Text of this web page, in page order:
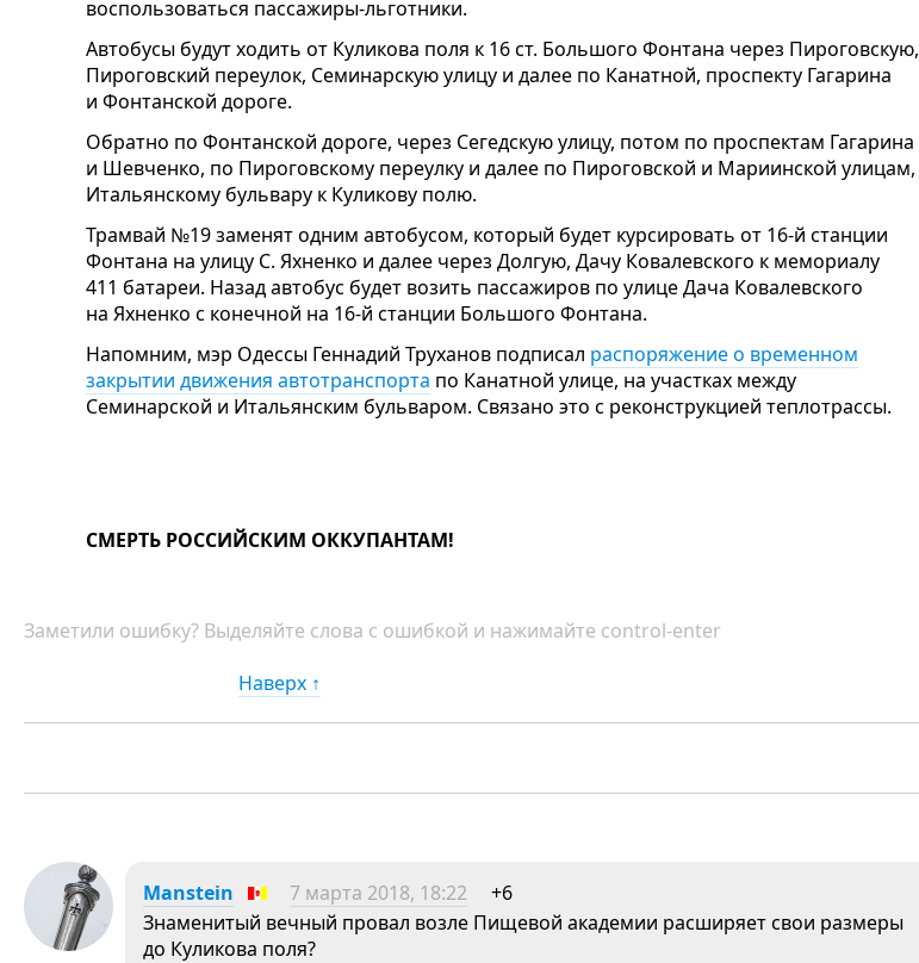
воспользоваться пассажиры-льготники.
Автобусы будут ходить от Куликова поля к 16 ст. Большого Фонтана через Пироговскую,
Пироговский переулок, Семинарскую улицу и далее по Канатной, проспекту Гагарина
и Фонтанской дороге.
Обратно по Фонтанской дороге, через Сегедскую улицу, потом по проспектам Гагарина
и Шевченко, по Пироговскому переулку и далее по Пироговской и Мариинской улицам,
Итальянскому бульвару к Куликову полю.
Трамвай №19 заменят одним автобусом, который будет курсировать от 16-й станции
Фонтана на улицу С. Яхненко и далее через Долгую, Дачу Ковалевского к мемориалу
411 батареи. Назад автобус будет возить пассажиров по улице Дача Ковалевского
на Яхненко с конечной на 16-й станции Большого Фонтана.
Напомним, мэр Одессы Геннадий Труханов подписал распоряжение о временном
закрытии движения автотранспорта по Канатной улице, на участках между
Семинарской и Итальянским бульваром. Связано это с реконструкцией теплотрассы.
СМЕРТЬ РОССИЙСКИМ ОККУПАНТАМ!
Заметили ошибку? Выделяйте слова с ошибкой и нажимайте control-enter
Наверх ↑
Manstein 7 марта 2018, 18:22
+6
Знаменитый вечный провал возле Пищевой академии расширяет свои размеры
до Куликова поля?